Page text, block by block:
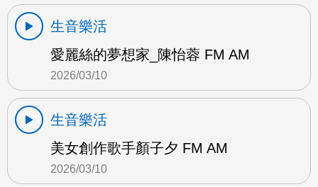
生音樂活
愛麗絲的夢想家_陳怡蓉 FM AM
2026/03/10
生音樂活
美女創作歌手顏子夕 FM AM
2026/03/10